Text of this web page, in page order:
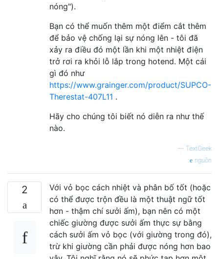
nóng").
Bạn có thể muốn thêm một điểm cắt thêm
để bảo vệ chống lại sự nóng lên - tôi đã
xảy ra điều đó một lần khi một nhiệt điện
trở rơi ra khỏi lỗ lắp trong hotend. Một cái
gì đó như
https://www.grainger.com/product/SUPCO-
Therestat-407L11 .
Hãy cho chúng tôi biết nó diễn ra như thế
nào.
— TextGeek
nguồn
2
Với vỏ bọc cách nhiệt và phân bố tốt (hoặc
có thể được trộn đều là một thuật ngữ tốt
hơn - thậm chí sưởi ấm), bạn nên có một
chiếc giường được sưởi ấm thực sự bằng
cách sưởi ấm vỏ bọc (với giường trong đó),
trừ khi giường cần phải được nóng hơn bao